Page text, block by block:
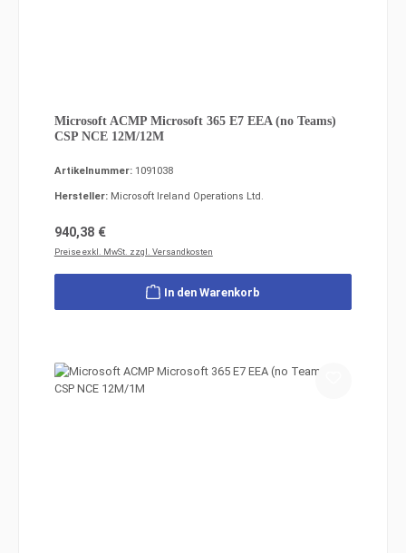
Microsoft ACMP Microsoft 365 E7 EEA (no Teams)
CSP NCE 12M/12M
Artikelnummer: 1091038
Hersteller: Microsoft Ireland Operations Ltd.
Regulärer Preis:
940,38 €
Preise exkl. MwSt. zzgl. Versandkosten
In den Warenkorb